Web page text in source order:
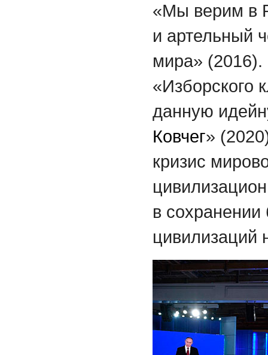
«Мы верим в
и артельный
мира» (2016).
«Изборского
данную
Ковчег»
кризис
в
цивилизаций